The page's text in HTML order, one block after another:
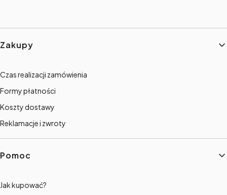
Linki w stopce
Zakupy
Czas realizacji zamówienia
Formy płatności
Koszty dostawy
Reklamacje i zwroty
Pomoc
Jak kupować?